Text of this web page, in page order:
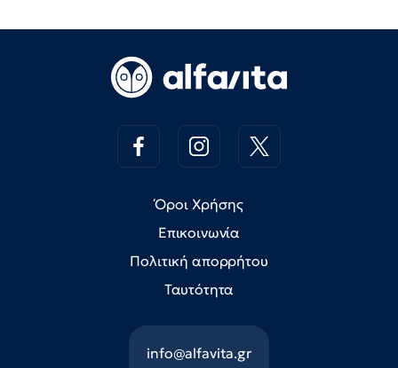
Όροι Χρήσης
Επικοινωνία
Πολιτική απορρήτου
Ταυτότητα
info@alfavita.gr